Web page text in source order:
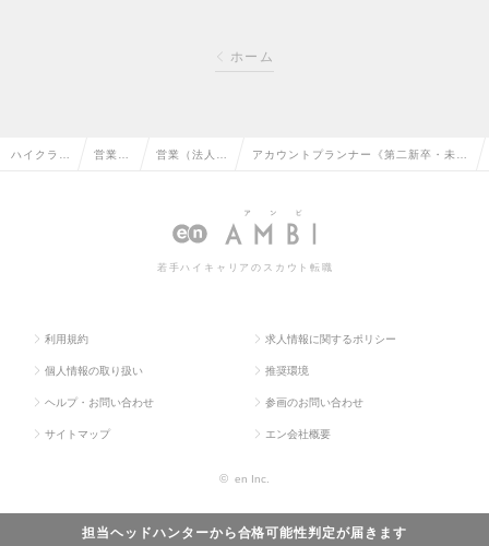
ホーム
担当ヘッドハンターから合格可能性判定が届きます
ハイクラス 営業系 営業（法人向 アカウントプランナー《第二新卒・未経
若手ハイキャリアのスカウト転職
利用規約 求人情報に関するポリシー
個人情報の取り扱い 推奨環境
ヘルプ・お問い合わせ 参画のお問い合わせ
サイトマップ エン会社概要
© en Inc.